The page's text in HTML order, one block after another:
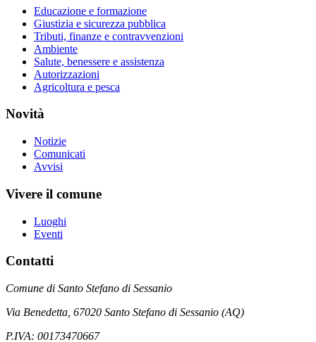
Educazione e formazione
Giustizia e sicurezza pubblica
Tributi, finanze e contravvenzioni
Ambiente
Salute, benessere e assistenza
Autorizzazioni
Agricoltura e pesca
Novità
Notizie
Comunicati
Avvisi
Vivere il comune
Luoghi
Eventi
Contatti
Comune di Santo Stefano di Sessanio
Via Benedetta, 67020 Santo Stefano di Sessanio (AQ)
P.IVA: 00173470667